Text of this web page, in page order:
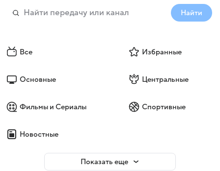
Найти
Все Избранные
Основные Центральные
Фильмы и Сериалы Спортивные
Новостные
Показать еще